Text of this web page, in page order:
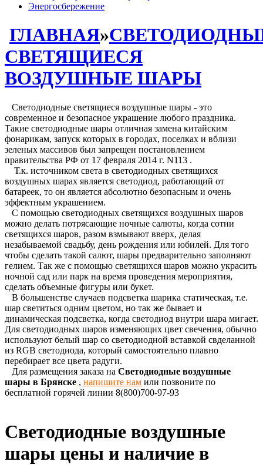
Энергосбережение
ГЛАВНАЯ»
СВЕТЯЩИЕСЯ
ВОЗДУШНЫЕ ШАРЫ
Светодиодные светящиеся воздушные шары - это
современное и безопасное украшение любого праздника.
Такие светодиодные шары отличная замена китайским
фонарикам, запуск которых в городах, поселках и вблизи
зеленых массивов был запрещен постановлением
правительства РФ от 17 февраля 2014 г. N113 .
Т.к. источником света в светодиодных светящихся
воздушных шарах является светодиод, работающий от
батареек, то он является абсолютно безопасным и очень
эффектным украшением.
С помощью светодиодных светящихся воздушных шаров
можно делать потрясающие ночные салюты, когда сотни
светящихся шаров, разом взмывают вверх, делая
незабываемой свадьбу, день рождения или юбилей. Для того
чтобы сделать такой салют, шары предварительно заполняют
гелием. Так же с помощью светящихся шаров можно украсить
ночной сад или парк на время проведения мероприятия,
сделать объемные фигуры или букет.
В большенстве случаев подсветка шарика статическая, т.е.
шар светиться одним цветом, но так же бывает и
динамическая подсветка, когда светодиод внутри шара мигает.
Для светодиодных шаров изменяющих цвет свечения, обычно
используют белый шар со светодиодной вставкой свделанной
из RGB светодиода, который самостоятельно плавно
перебирает все цвета радуги.
Для размещения заказа на Светодиодные воздушные
шары в Брянске , напишите нам или позвоните по
бесплатной горячей линии 8(800)700-97-93
Светодиодные воздушные
шары цены и наличие в